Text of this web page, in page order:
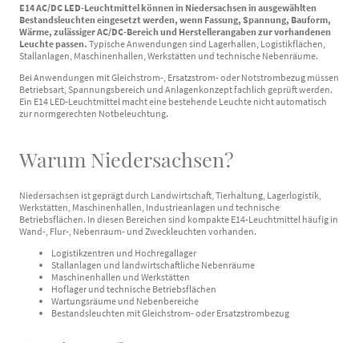
E14 AC/DC LED-Leuchtmittel können in Niedersachsen in ausgewählten
Bestandsleuchten eingesetzt werden, wenn Fassung, Spannung, Bauform,
Wärme, zulässiger AC/DC-Bereich und Herstellerangaben zur vorhandenen
Leuchte passen. Typische Anwendungen sind Lagerhallen, Logistikflächen,
Stallanlagen, Maschinenhallen, Werkstätten und technische Nebenräume.
Bei Anwendungen mit Gleichstrom-, Ersatzstrom- oder Notstrombezug müssen
Betriebsart, Spannungsbereich und Anlagenkonzept fachlich geprüft werden.
Ein E14 LED-Leuchtmittel macht eine bestehende Leuchte nicht automatisch
zur normgerechten Notbeleuchtung.
Warum Niedersachsen?
Niedersachsen ist geprägt durch Landwirtschaft, Tierhaltung, Lagerlogistik,
Werkstätten, Maschinenhallen, Industrieanlagen und technische
Betriebsflächen. In diesen Bereichen sind kompakte E14-Leuchtmittel häufig in
Wand-, Flur-, Nebenraum- und Zweckleuchten vorhanden.
Logistikzentren und Hochregallager
Stallanlagen und landwirtschaftliche Nebenräume
Maschinenhallen und Werkstätten
Hoflager und technische Betriebsflächen
Wartungsräume und Nebenbereiche
Bestandsleuchten mit Gleichstrom- oder Ersatzstrombezug